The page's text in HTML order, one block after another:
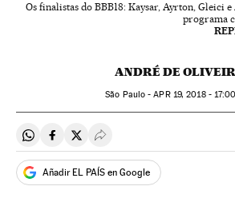
Os finalistas do BBB18: Kaysar, Ayrton, Gleici e
programa
ANDRÉ DE
São Paulo -APR19, 2018 - 17:00
Compartir en Whatsapp
Compartir en Facebook
Compartir en Twitter
Desplegar Redes Sociales
Añadir EL PAÍS en Google